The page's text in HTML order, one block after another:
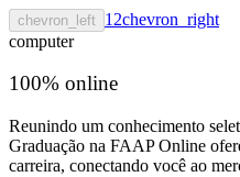
chevron_left 1 2chevron_right
computer
100% online
Reunindo um conhecimento
Graduação na FAAP Online
carreira, conectando você ao